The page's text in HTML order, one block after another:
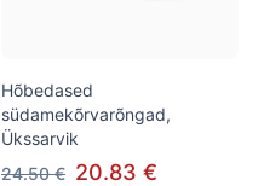
Hõbedased
südamekõrvarõngad,
Ükssarvik
24.50 € 20.83 €